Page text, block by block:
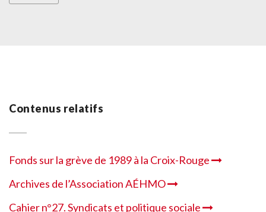
Contenus relatifs
Fonds sur la grève de 1989 à la Croix-Rouge
Archives de l’Association AÉHMO
Cahier n°27. Syndicats et politique sociale